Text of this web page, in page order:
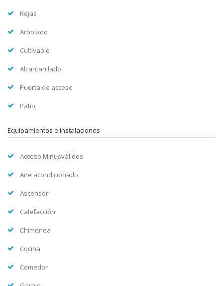
Rejas
Arbolado
Cultivable
Alcantarillado
Puerta de acceso
Patio
Equipamientos e instalaciones
Acceso Minusválidos
Aire acondicionado
Ascensor
Calefacción
Chimenea
Cocina
Comedor